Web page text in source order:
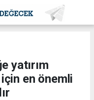
yatırım
en önemli